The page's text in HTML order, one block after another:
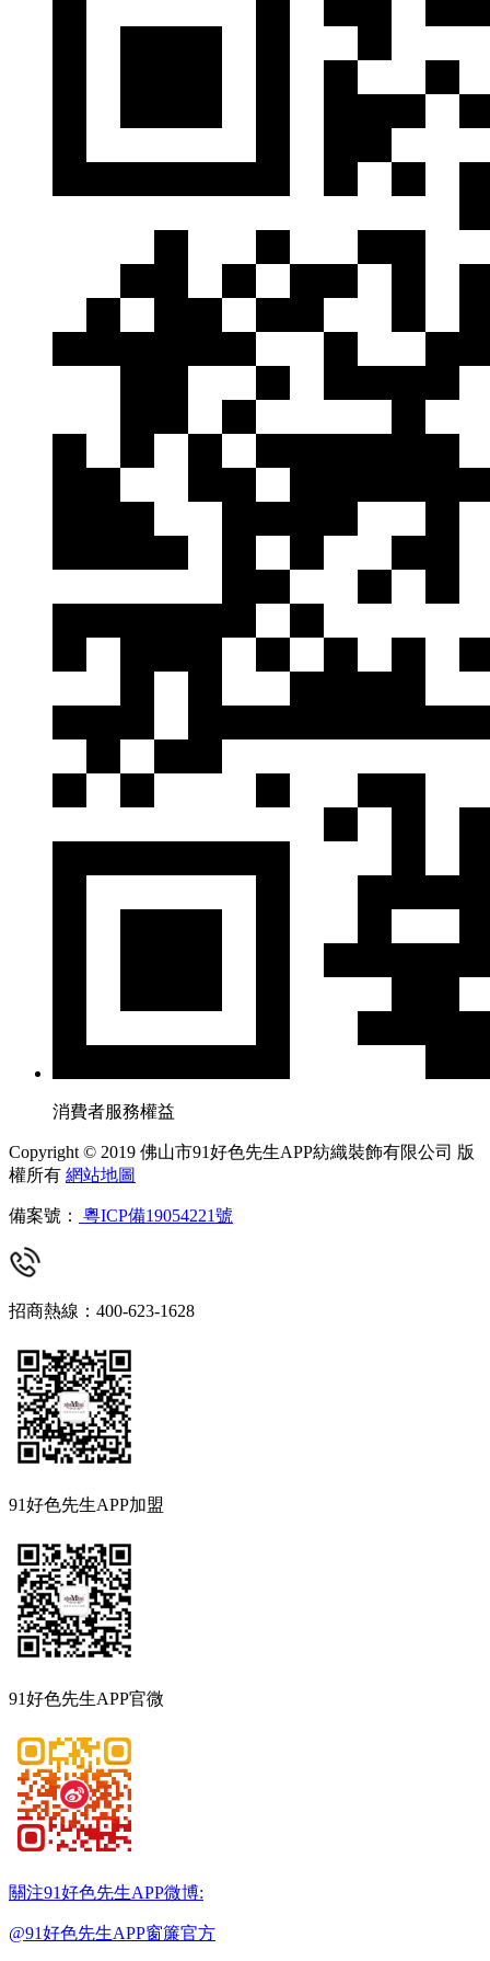
消費者服務權益
Copyright © 2019 佛山市91好色先生APP紡織裝飾有限公司 版
權所有 網站地圖
備案號： 粵ICP備19054221號
招商熱線：400-623-1628
91好色先生APP加盟
91好色先生APP官微
關注91好色先生APP微博:
@91好色先生APP窗簾官方